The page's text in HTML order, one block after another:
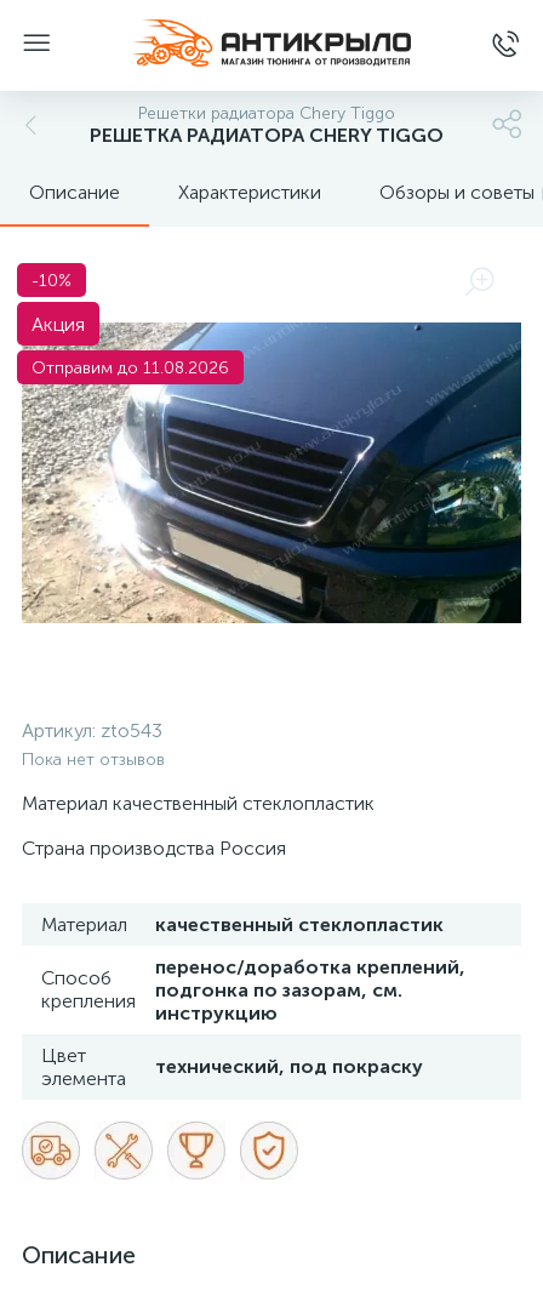
Решетки радиатора Chery Tiggo
РЕШЕТКА РАДИАТОРА CHERY TIGGO
Описание Характеристики Обзоры и советы
-10%
Акция
Отправим до 11.08.2026
Артикул: zto543
Пока нет отзывов
Материал качественный стеклопластик
Страна производства Россия
Материал качественный стеклопластик
Способ
крепления
перенос/доработка креплений,
подгонка по зазорам, см.
инструкцию
Цвет
элемента
технический, под покраску
Описание